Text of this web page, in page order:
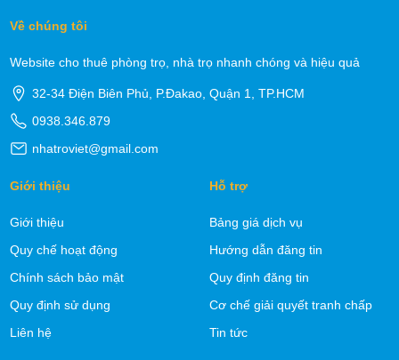
Về chúng tôi
Website cho thuê phòng trọ, nhà trọ nhanh chóng và hiệu quả
32-34 Điện Biên Phủ, P.Đakao, Quận 1, TP.HCM
0938.346.879
nhatroviet@gmail.com
Giới thiệu
Giới thiệu
Quy chế hoạt động
Chính sách bảo mật
Quy định sử dụng
Liên hệ
Hỗ trợ
Bảng giá dịch vụ
Hướng dẫn đăng tin
Quy định đăng tin
Cơ chế giải quyết tranh chấp
Tin tức